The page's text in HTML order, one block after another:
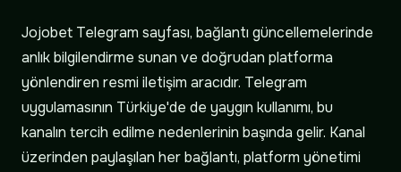
Jojobet Telegram sayfası, bağlantı güncellemelerinde
anlık bilgilendirme sunan ve doğrudan platforma
yönlendiren resmi iletişim aracıdır. Telegram
uygulamasının Türkiye'de de yaygın kullanımı, bu
kanalın tercih edilme nedenlerinin başında gelir. Kanal
üzerinden paylaşılan her bağlantı, platform yönetimi